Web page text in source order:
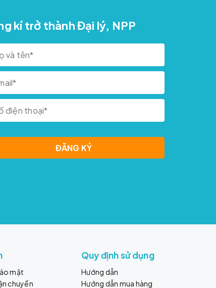
kí trở thành Đại lý, NPP
ĐĂNG KÝ
mật
chuyển
Quy định sử dụng
Hướng dẫn
Hướng dẫn mua hàng